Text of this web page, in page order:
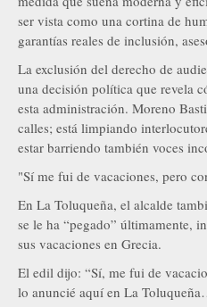
ser vista como una cortina de
garantías reales de inclusión,
La exclusión del derecho de
una decisión política que revela
esta administración. Moreno
calles; está limpiando
estar barriendo también voces
"Sí me fui de vacaciones, pero
En La Toluqueña, el alcalde
se le ha “pegado” últimamente,
sus vacaciones en Grecia.
El edil dijo: “Sí, me fui de
lo anuncié aquí en La